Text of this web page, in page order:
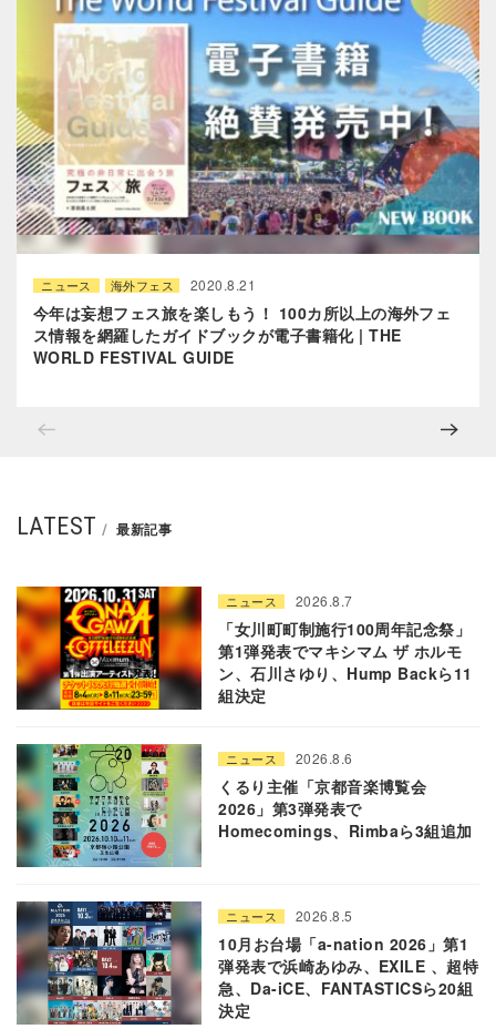
ニュース 海外フェス 2020.8.21
今年は妄想フェス旅を楽しもう！ 100カ所以上の海外フェ
ス情報を網羅したガイドブックが電子書籍化 | THE
WORLD FESTIVAL GUIDE
LATEST 最新記事
ニュース 2026.8.7
「女川町町制施行100周年記念祭」
第1弾発表でマキシマム ザ ホルモ
ン、石川さゆり、Hump Backら11
組決定
ニュース 2026.8.6
くるり主催「京都音楽博覧会
2026」第3弾発表で
Homecomings、Rimbaら3組追加
ニュース 2026.8.5
10月お台場「a-nation 2026」第1
弾発表で浜崎あゆみ、EXILE 、超特
急、Da-iCE、FANTASTICSら20組
決定